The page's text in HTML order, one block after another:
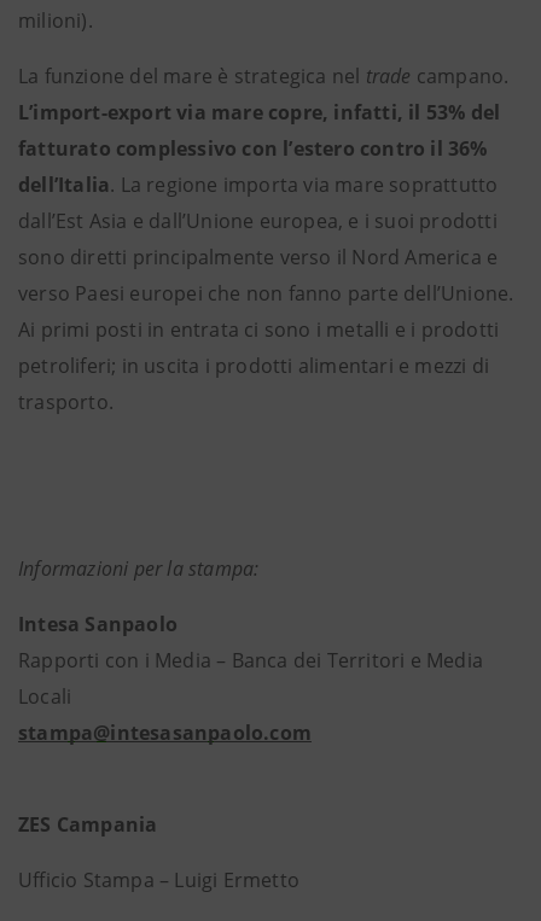
milioni).
La funzione del mare è strategica nel trade campano.
L’import-export via mare copre, infatti, il 53% del
fatturato complessivo con l’estero contro il 36%
dell’Italia. La regione importa via mare soprattutto
dall’Est Asia e dall’Unione europea, e i suoi prodotti
sono diretti principalmente verso il Nord America e
verso Paesi europei che non fanno parte dell’Unione.
Ai primi posti in entrata ci sono i metalli e i prodotti
petroliferi; in uscita i prodotti alimentari e mezzi di
trasporto.
Informazioni per la stampa:
Intesa Sanpaolo
Rapporti con i Media – Banca dei Territori e Media
Locali
stampa@intesasanpaolo.com
ZES Campania
Ufficio Stampa – Luigi Ermetto